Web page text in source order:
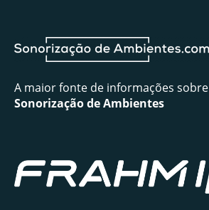
Shopping centers
A maior fonte de informações sobre
Sonorização de Ambientes